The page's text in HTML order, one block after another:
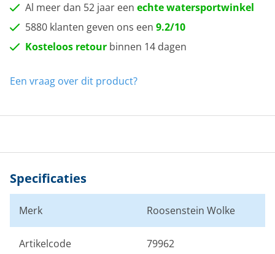
Al meer dan 52 jaar een echte watersportwinkel
5880 klanten geven ons een 9.2/10
Kosteloos retour binnen 14 dagen
Een vraag over dit product?
Specificaties
Merk Roosenstein Wolke
Artikelcode 79962